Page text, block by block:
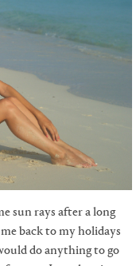
sun rays after a long
back to my holidays
do anything to go